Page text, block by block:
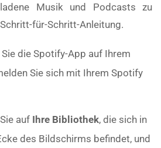
Musik und Podcasts zu
für-Schritt-Anleitung.
die Spotify-App auf Ihrem
Sie sich mit Ihrem Spotify
auf Ihre Bibliothek, die sich in
des Bildschirms befindet, und